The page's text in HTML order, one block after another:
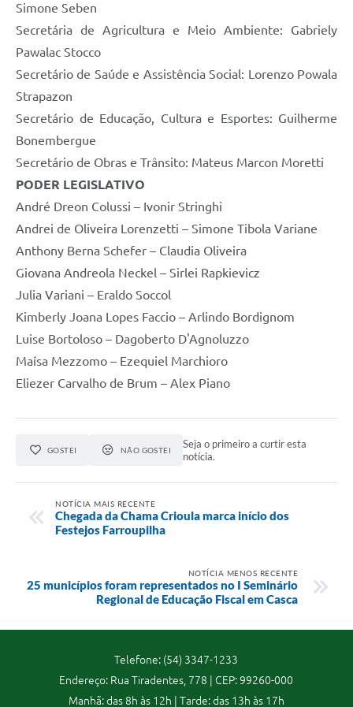
Agenda
SIC
Turismo
Simone Seben
Secretária de Agricultura e Meio Ambiente: Gabriely
Pawalac Stocco
Secretário de Saúde e Assistência Social: Lorenzo Powala
Strapazon
Secretário de Educação, Cultura e Esportes: Guilherme
Bonembergue
Secretário de Obras e Trânsito: Mateus Marcon Moretti
PODER LEGISLATIVO
André Dreon Colussi – Ivonir Stringhi
Andrei de Oliveira Lorenzetti – Simone Tibola Variane
Anthony Berna Schefer – Claudia Oliveira
Giovana Andreola Neckel – Sirlei Rapkievicz
Julia Variani – Eraldo Soccol
Kimberly Joana Lopes Faccio – Arlindo Bordignom
Luise Bortoloso – Dagoberto D'Agnoluzzo
Maísa Mezzomo – Ezequiel Marchioro
Eliezer Carvalho de Brum – Alex Piano
GOSTEI NÃO GOSTEI
Seja o primeiro a curtir esta
notícia.
NOTÍCIA MAIS RECENTE
Chegada da Chama Crioula marca início dos
Festejos Farroupilha
NOTÍCIA MENOS RECENTE
25 municípios foram representados no I Seminário
Regional de Educação Fiscal em Casca
Telefone: (54) 3347-1233
Endereço: Rua Tiradentes, 778 | CEP: 99260-000
Manhã: das 8h às 12h | Tarde: das 13h às 17h